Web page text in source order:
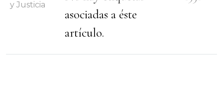
y Justicia
asociadas a éste
artículo.